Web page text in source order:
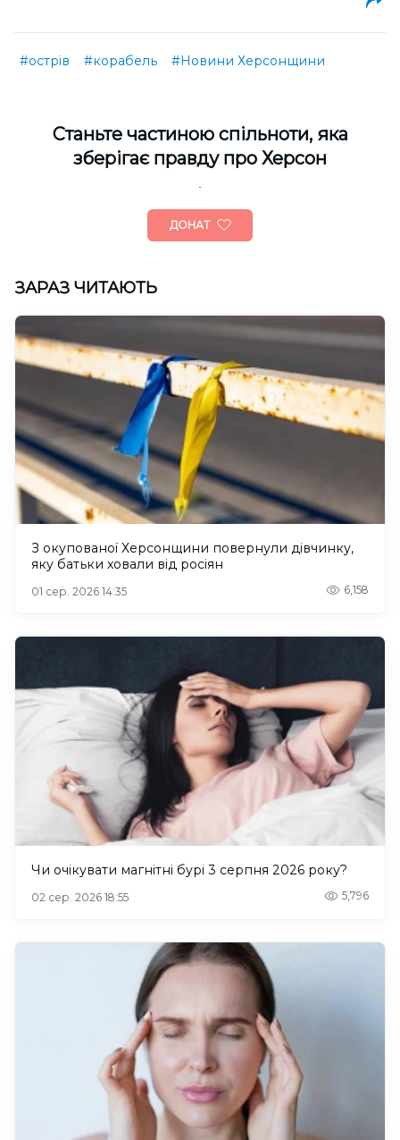
#острів #корабель #Новини Херсонщини
Cтаньте частиною спільноти, яка
зберігає правду про Херсон
ДОНАТ
ЗАРАЗ ЧИТАЮТЬ
З окупованої Херсонщини повернули дівчинку,
яку батьки ховали від росіян
01 сер. 2026 14:35 6,158
Чи очікувати магнітні бурі 3 серпня 2026 року?
02 сер. 2026 18:55 5,796